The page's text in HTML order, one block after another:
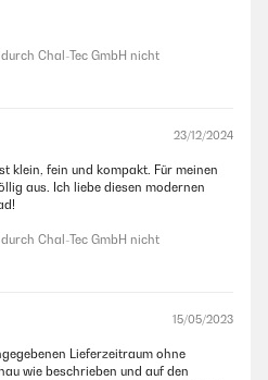
Chal-Tec GmbH nicht
23/12/2024
klein, fein und kompakt. Für meinen
aus. Ich liebe diesen modernen
Chal-Tec GmbH nicht
15/05/2023
Lieferzeitraum ohne
wie beschrieben und auf den